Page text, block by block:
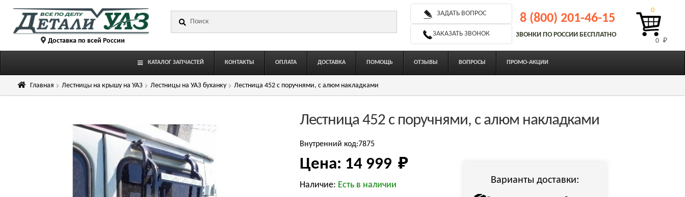
Перейти
Перейти
содержимому Доставка по всей России
ЗАДАТЬ ВОПРОС
ЗАКАЗАТЬ ЗВОНОК
8 (800) 201-46-15
ЗВОНКИ ПО РОССИИ БЕСПЛАТНО
0 ₽
0
КАТАЛОГ ЗАПЧАСТЕЙ КОНТАКТЫ ОПЛАТА ДОСТАВКА ПОМОЩЬ ОТЗЫВЫ ВОПРОСЫ ПРОМО-АКЦИИ
Главная Лестницы на крышу на УАЗ Лестницы на УАЗ буханку Лестница 452 с поручнями, с алюм накладками
Лестница 452 с поручнями, с алюм накладками
Внутренний код:7875
Цена: 14 999 ₽
Наличие: Есть в наличии Варианты доставки: